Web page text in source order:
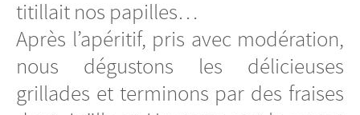
titillait nos papilles…
Après l’apéritif, pris avec modération,
nous dégustons les délicieuses
grillades et terminons par des fraises